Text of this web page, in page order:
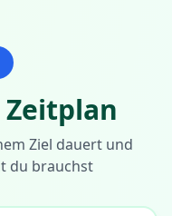
Ziel dauert und
du brauchst